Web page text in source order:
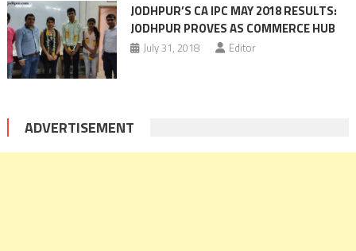
JODHPUR’S CA IPC MAY 2018 RESULTS:
JODHPUR PROVES AS COMMERCE HUB
July 31, 2018 Editor
ADVERTISEMENT